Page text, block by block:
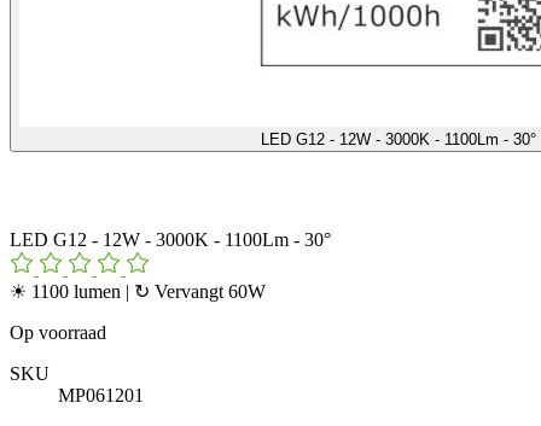
LED G12 - 12W - 3000K - 1100Lm -
LED G12 - 12W - 3000K - 1100Lm - 30°
☀ 1100 lumen | ↻ Vervangt 60W
Op voorraad
SKU
MP061201